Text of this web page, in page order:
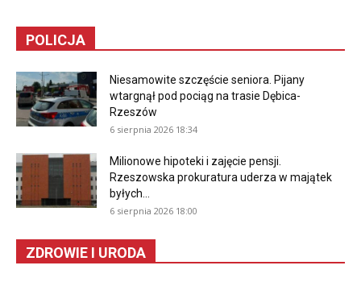
POLICJA
Niesamowite szczęście seniora. Pijany
wtargnął pod pociąg na trasie Dębica-
Rzeszów
6 sierpnia 2026 18:34
Milionowe hipoteki i zajęcie pensji.
Rzeszowska prokuratura uderza w majątek
byłych...
6 sierpnia 2026 18:00
ZDROWIE I URODA